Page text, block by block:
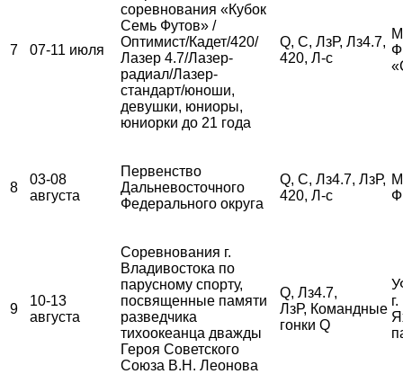
7 07-11 июля
соревнования «Кубок
Семь Футов» /
Оптимист/Кадет/420/
Лазер 4.7/Лазер-
радиал/Лазер-
стандарт/юноши,
девушки, юниоры,
юниорки до 21 года
Q, С, ЛзР, Лз4.7,
420, Л-с
8
03-08
августа
Первенство
Дальневосточного
Федерального округа
Q, С, Лз4.7, ЛзР,
420, Л-с
9
10-13
августа
Соревнования г.
Владивостока по
парусному спорту,
посвященные памяти
разведчика
тихоокеанца дважды
Героя Советского
Союза В.Н. Леонова
Q, Лз4.7,
ЛзР, Командные
гонки Q